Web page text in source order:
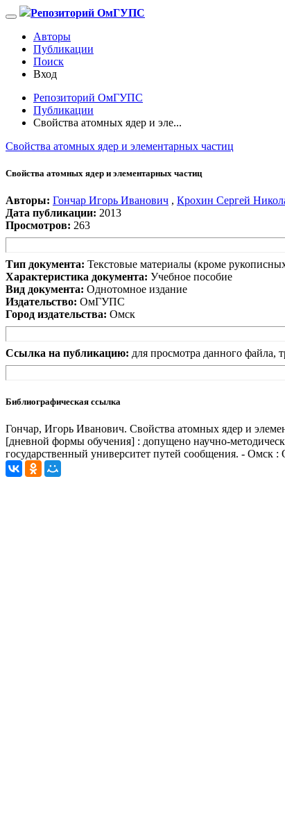
Репозиторий ОмГУПС
Авторы
Публикации
Поиск
Вход
Репозиторий ОмГУПС
Публикации
Свойства атомных ядер и эле...
Свойства атомных ядер и элементарных частиц
Свойства атомных ядер и элементарных частиц
Авторы: Гончар Игорь Иванович , Крохин Сергей
Дата публикации: 2013
Просмотров: 263
Тип документа: Текстовые материалы (кроме
Характеристика документа: Учебное пособие
Вид документа: Однотомное издание
Издательство: ОмГУПС
Город издательства: Омск
Ссылка на публикацию: для просмотра данного файла,
Библиографическая ссылка
Гончар, Игорь Иванович. Свойства атомных ядер и
[дневной формы обучения] : допущено научно-
государственный университет путей сообщения. - Омск